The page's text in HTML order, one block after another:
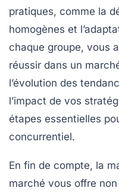
pratiques, comme la
homogènes et
chaque groupe, vous
réussir dans un
l’évolution des
l’impact de vos
étapes essentielles
concurrentiel.
En fin de compte, la
marché vous offre